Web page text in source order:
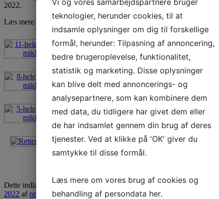
2022.
Læs mere på Aarhus Kommunes hjemmeside
.
Dette indlæg blev udgivet i Nyheder ,Nyhedsarkivden1. september
2022 afnne@ra.dk.
teknologier, herunder cookies, til at
indsamle oplysninger om dig til forskellige
formål, herunder: Tilpasning af annoncering,
bedre brugeroplevelse, funktionalitet,
statistik og marketing. Disse oplysninger
kan blive delt med annoncerings- og
analysepartnere, som kan kombinere dem
med data, du tidligere har givet dem eller
de har indsamlet gennem din brug af deres
tjenester. Ved at klikke på 'OK' giver du
samtykke til disse formål.
Læs mere om vores brug af cookies og
behandling af persondata her.